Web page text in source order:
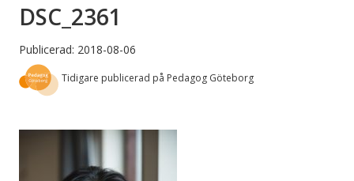
DSC_2361
Publicerad: 2018-08-06
Tidigare publicerad på Pedagog Göteborg